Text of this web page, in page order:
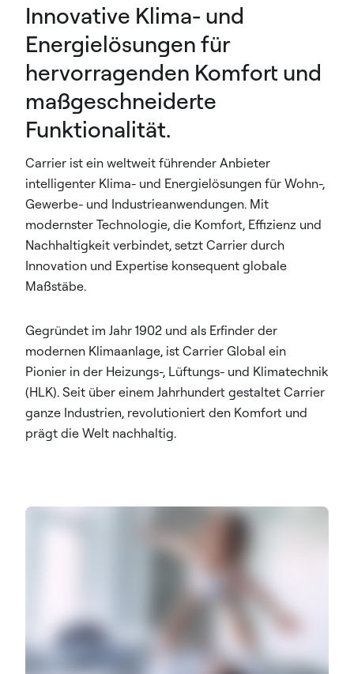
Innovative Klima- und
Energielösungen für
hervorragenden Komfort und
maßgeschneiderte
Funktionalität.
Carrier ist ein weltweit führender Anbieter
intelligenter Klima- und Energielösungen für Wohn-,
Gewerbe- und Industrieanwendungen. Mit
modernster Technologie, die Komfort, Effizienz und
Nachhaltigkeit verbindet, setzt Carrier durch
Innovation und Expertise konsequent globale
Maßstäbe.
Gegründet im Jahr 1902 und als Erfinder der
modernen Klimaanlage, ist Carrier Global ein
Pionier in der Heizungs-, Lüftungs- und Klimatechnik
(HLK). Seit über einem Jahrhundert gestaltet Carrier
ganze Industrien, revolutioniert den Komfort und
prägt die Welt nachhaltig.